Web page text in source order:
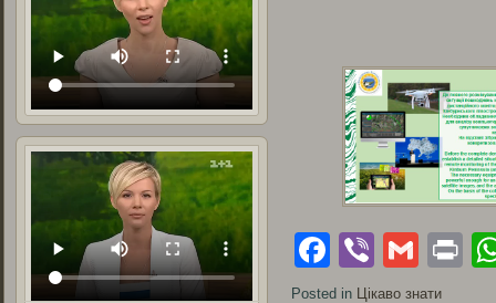
Facebook
Viber
Posted in Цікаво знати